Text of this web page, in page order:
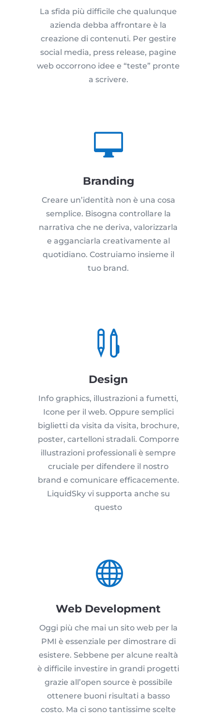
La sfida più difficile che qualunque
azienda debba affrontare è la
creazione di contenuti. Per gestire
social media, press release, pagine
web occorrono idee e “teste” pronte
a scrivere.

Branding
Creare un’identità non è una cosa
semplice. Bisogna controllare la
narrativa che ne deriva, valorizzarla
e agganciarla creativamente al
quotidiano. Costruiamo insieme il
tuo brand.

Design
Info graphics, illustrazioni a fumetti,
Icone per il web. Oppure semplici
biglietti da visita da visita, brochure,
poster, cartelloni stradali. Comporre
illustrazioni professionali è sempre
cruciale per difendere il nostro
brand e comunicare efficacemente.
LiquidSky vi supporta anche su
questo

Web Development
Oggi più che mai un sito web per la
PMI è essenziale per dimostrare di
esistere. Sebbene per alcune realtà
è difficile investire in grandi progetti
grazie all’open source è possibile
ottenere buoni risultati a basso
costo. Ma ci sono tantissime scelte